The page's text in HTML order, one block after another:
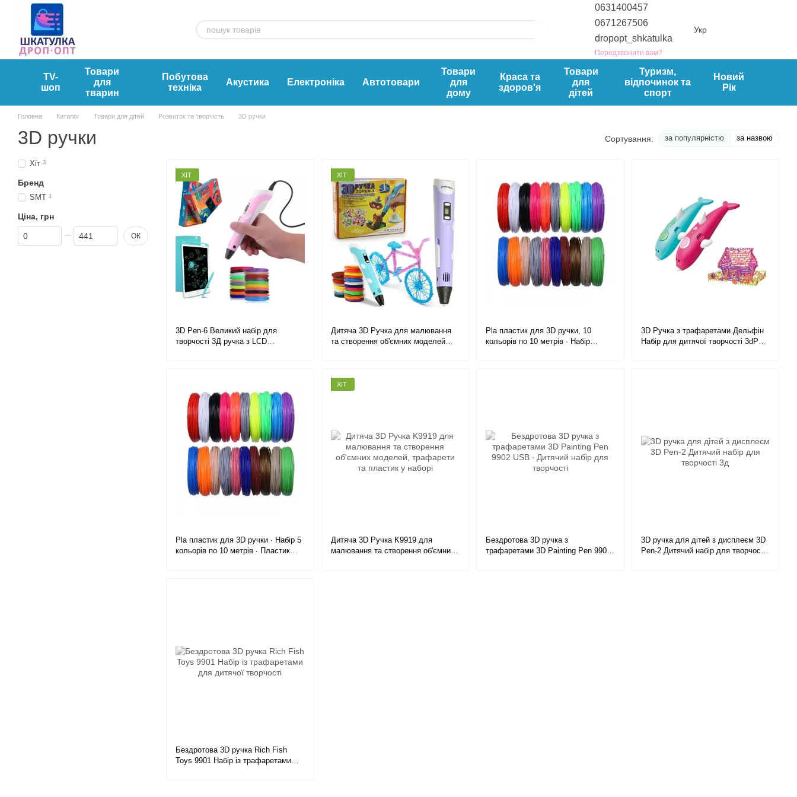
Перейти к основному контенту
0631400457
0671267506
dropopt_shkatulka
Передзвонити вам?
Укр
TV-
шоп
Товари
для
тварин
Побутова
техніка
Акустика Електроніка Автотовари
Товари
для
дому
Краса та
здоров'я
Товари
для
дітей
Туризм,
відпочинок та
спорт
Новий
Рік
Головна Каталог Товари для дітей Розвиток та творчість 3D ручки
3D ручки Сортування: за популярністю за назвою
ХІТ
3D Pen-6 Великий набір для
творчості 3Д ручка з LCD
ХІТ
Дитяча 3D Ручка для малювання
та створення об'ємних моделей
Pla пластик для 3D ручки, 10
кольорів по 10 метрів ∙ Набір
3D Ручка з трафаретами Дельфін
Набір для дитячої творчості 3dPen
Pla пластик для 3D ручки ∙ Набір 5
кольорів по 10 метрів ∙ Пластик
ХІТ
Дитяча 3D Ручка K9919 для
малювання та створення об'ємних
Бездротова 3D ручка з
трафаретами 3D Painting Pen 9902
3D ручка для дітей з дисплеєм 3D
Pen-2 Дитячий набір для творчості
Бездротова 3D ручка Rich Fish
Toys 9901 Набір із трафаретами
Хіт 3
Бренд
SMT 1
Ціна, грн
Від Ціна, грн
До Ціна, грн ОК